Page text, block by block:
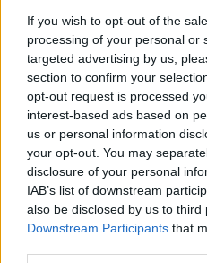
If you wish to opt-out of the
processing of your personal or
targeted advertising by us,
section to confirm your
opt-out request is processed
interest-based ads based on
us or personal information
your opt-out. You may
disclosure of your personal
IAB’s list of downstream
also be disclosed by us to third
Downstream Participants that
Continua a